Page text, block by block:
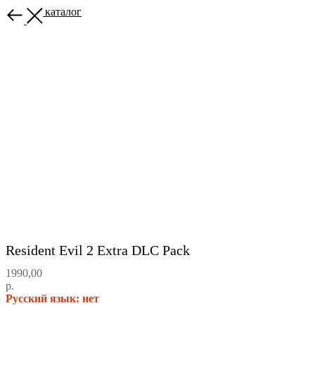
Назад в каталог
Resident Evil 2 Extra DLC Pack
1990,00
р.
Русский язык: нет